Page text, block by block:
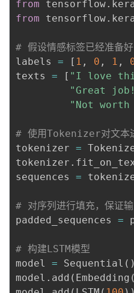
from tensorflow.
from tensorflow.
# 假设情感标签已经准备
labels = [ 1 , 0 , 1 ,
texts = [ "I love
"Great
"Not
# 使用Tokenizer对文本
tokenizer =
tokenizer .
sequences =
# 对序列进行填充，保证
padded_sequences =
# 构建LSTM模型
model = Sequential ( )
model . add ( Embedding (